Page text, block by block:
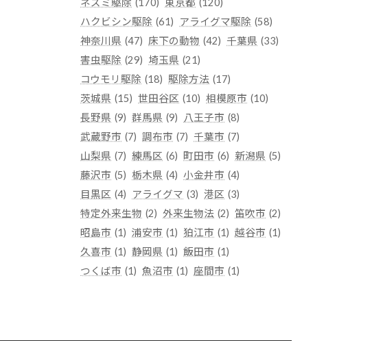
ハクビシン駆除 (61) アライグマ駆除 (58)
神奈川県 (47) 床下の動物 (42) 千葉県 (33)
害虫駆除 (29) 埼玉県 (21)
コウモリ駆除 (18) 駆除方法 (17)
茨城県 (15) 世田谷区 (10) 相模原市 (10)
長野県 (9) 群馬県 (9) 八王子市 (8)
武蔵野市 (7) 調布市 (7) 千葉市 (7)
山梨県 (7) 練馬区 (6) 町田市 (6) 新潟県 (5)
藤沢市 (5) 栃木県 (4) 小金井市 (4)
目黒区 (4) アライグマ (3) 港区 (3)
特定外来生物 (2) 外来生物法 (2) 笛吹市 (2)
昭島市 (1) 浦安市 (1) 狛江市 (1) 越谷市 (1)
久喜市 (1) 静岡県 (1) 飯田市 (1)
つくば市 (1) 魚沼市 (1) 座間市 (1)